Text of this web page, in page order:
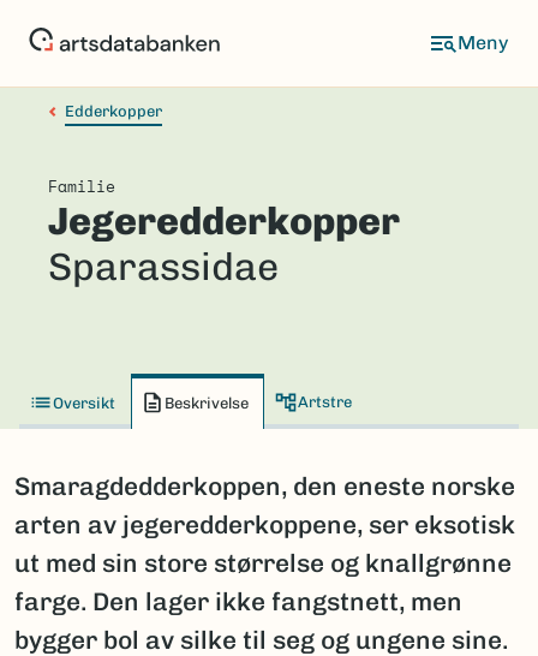
Edderkopper
Familie
Jegeredderkopper
Sparassidae
Oversikt Beskrivelse Artstre
Smaragdedderkoppen, den eneste norske
arten av jegeredderkoppene, ser eksotisk
ut med sin store størrelse og knallgrønne
farge. Den lager ikke fangstnett, men
bygger bol av silke til seg og ungene sine.